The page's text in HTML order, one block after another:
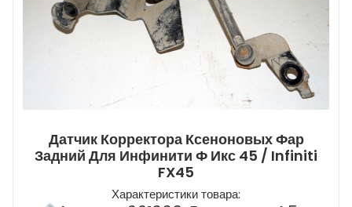
Датчик Корректора Ксеноновых Фар
Задний Для Инфинити Ф Икс 45 / Infiniti
FX45
Характеристики товара: